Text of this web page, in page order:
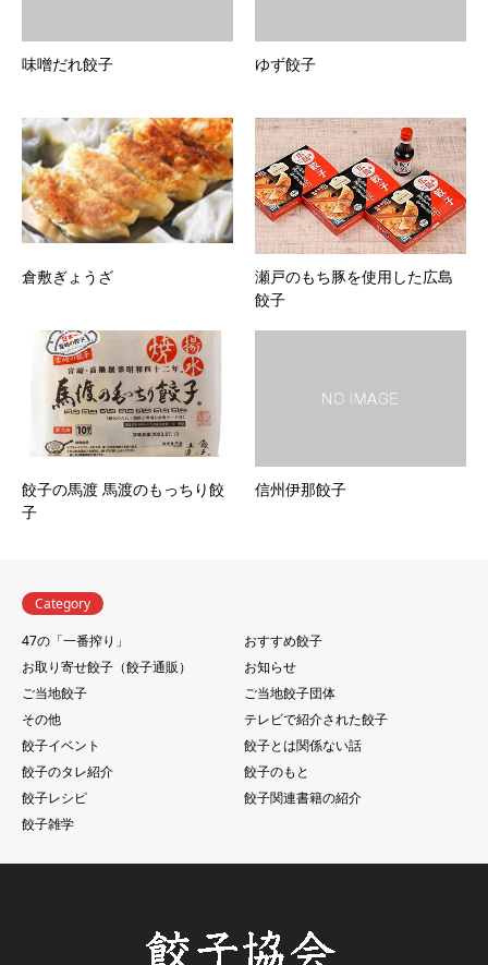
味噌だれ餃子 ゆず餃子
倉敷ぎょうざ
瀬戸のもち豚を使用した広島
餃子
餃子の馬渡 馬渡のもっちり餃
子
信州伊那餃子
Category
47の「一番搾り」
おすすめ餃子
お取り寄せ餃子（餃子通販）
お知らせ
ご当地餃子
ご当地餃子団体
その他
テレビで紹介された餃子
餃子イベント
餃子とは関係ない話
餃子のタレ紹介
餃子のもと
餃子レシピ
餃子関連書籍の紹介
餃子雑学